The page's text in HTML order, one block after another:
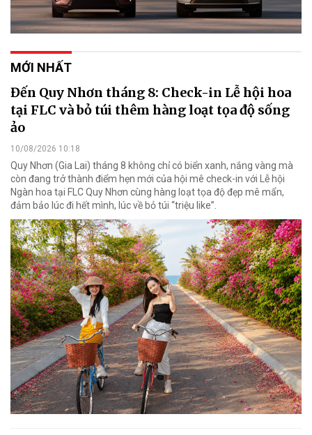
MỚI NHẤT
Đến Quy Nhơn tháng 8: Check-in Lễ hội hoa
tại FLC và bỏ túi thêm hàng loạt tọa độ sống
ảo
10/08/2026 10:18
Quy Nhơn (Gia Lai) tháng 8 không chỉ có biển xanh, nắng vàng mà
còn đang trở thành điểm hẹn mới của hội mê check-in với Lễ hội
Ngàn hoa tại FLC Quy Nhơn cùng hàng loạt tọa độ đẹp mê mẩn,
đảm bảo lúc đi hết mình, lúc về bỏ túi “triệu like”.